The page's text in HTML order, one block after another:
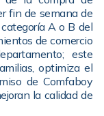
fin de semana de
A o B del
de comercio
este
optimiza el
de Comfaboy
la calidad de